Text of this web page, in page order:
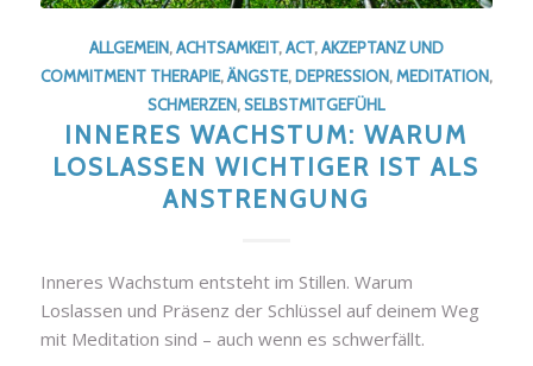
ALLGEMEIN,ACHTSAMKEIT,ACT,AKZEPTANZ UND
COMMITMENT THERAPIE,ÄNGSTE, DEPRESSION,MEDITATION,
SCHMERZEN,SELBSTMITGEFÜHL
INNERES WACHSTUM: WARUM
LOSLASSEN WICHTIGER IST ALS
ANSTRENGUNG
Inneres Wachstum entsteht im Stillen. Warum
Loslassen und Präsenz der Schlüssel auf deinem Weg
mit Meditation sind – auch wenn es schwerfällt.